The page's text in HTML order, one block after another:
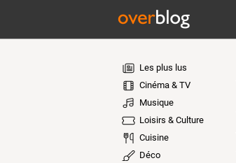
Les plus lus
Cinéma & TV
Musique
Loisirs & Culture
Cuisine
Déco